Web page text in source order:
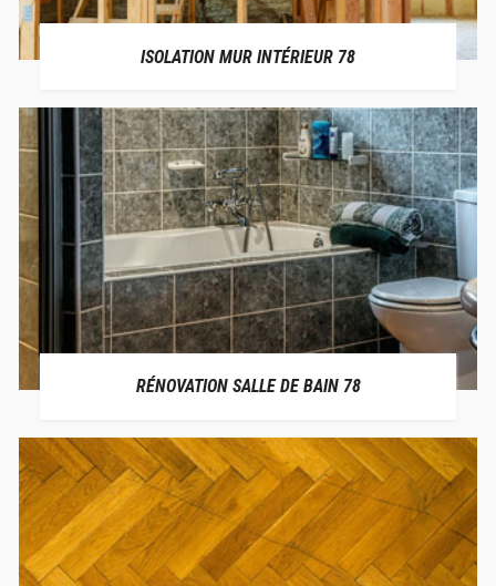
ISOLATION MUR INTÉRIEUR 78
RÉNOVATION SALLE DE BAIN 78